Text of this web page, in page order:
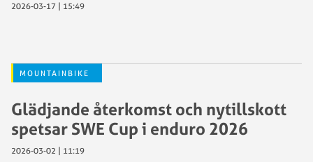
2026-03-17 | 15:49
MOUNTAINBIKE
Glädjande återkomst och nytillskott
spetsar SWE Cup i enduro 2026
2026-03-02 | 11:19